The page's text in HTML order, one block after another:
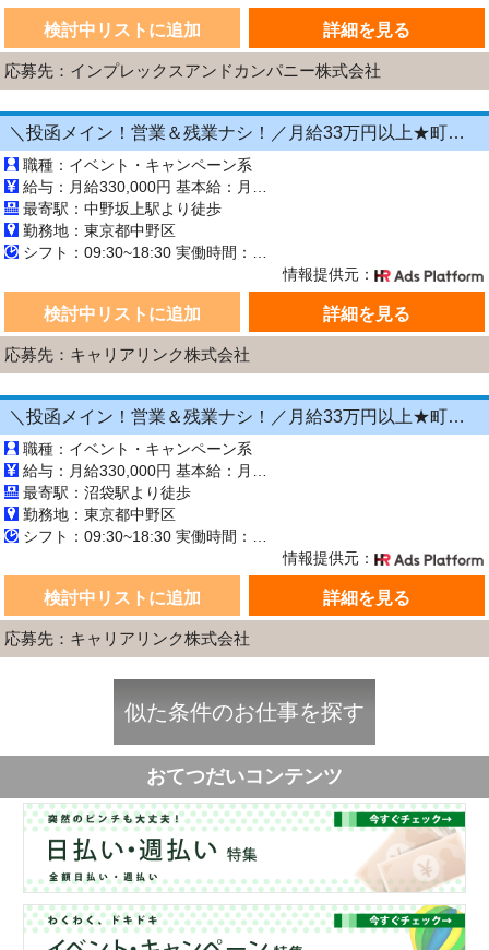
検討中リストに追加 詳細を見る
応募先：インプレックスアンドカンパニー株式会社
＼投函メイン！営業＆残業ナシ！／月給33万円以上★町歩きをしながら投函♪20～50代活躍中☆年間休日125日以上！[26750549]
職種：イベント・キャンペーン系
給与：月給330,000円 基本給：月330,000円 ※固定残業代（月45時間分の70,000円）を上記に含む ※超過時間分は別途支給 ■交通費支給（規定あり） ■賞与：年2回（6月・12月） 固定残業代の有無：有り 固定残業代の金額：70,000 固定残業代の時間：45時間 ※超過分は別途支給します。
最寄駅：中野坂上駅より徒歩
勤務地：東京都中野区
シフト：09:30~18:30 実働時間：8時間／日 休憩1時間
情報提供元：
検討中リストに追加 詳細を見る
応募先：キャリアリンク株式会社
＼投函メイン！営業＆残業ナシ！／月給33万円以上★町歩きをしながら投函♪20～50代活躍中☆年間休日125日以上！[26750542]
職種：イベント・キャンペーン系
給与：月給330,000円 基本給：月330,000円 ※固定残業代（月45時間分の70,000円）を上記に含む ※超過時間分は別途支給 ■交通費支給（規定あり） ■賞与：年2回（6月・12月） 固定残業代の有無：有り 固定残業代の金額：70,000 固定残業代の時間：45時間 ※超過分は別途支給します。
最寄駅：沼袋駅より徒歩
勤務地：東京都中野区
シフト：09:30~18:30 実働時間：8時間／日 休憩1時間
情報提供元：
検討中リストに追加 詳細を見る
応募先：キャリアリンク株式会社
似た条件のお仕事を探す
おてつだいコンテンツ